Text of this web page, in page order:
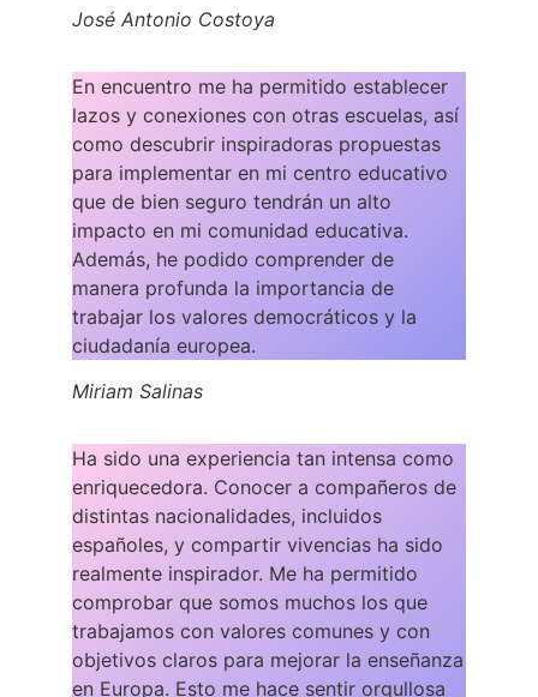
José Antonio Costoya
En encuentro me ha permitido establecer
lazos y conexiones con otras escuelas, así
como descubrir inspiradoras propuestas
para implementar en mi centro educativo
que de bien seguro tendrán un alto
impacto en mi comunidad educativa.
Además, he podido comprender de
manera profunda la importancia de
trabajar los valores democráticos y la
ciudadanía europea.
Miriam Salinas
Ha sido una experiencia tan intensa como
enriquecedora. Conocer a compañeros de
distintas nacionalidades, incluidos
españoles, y compartir vivencias ha sido
realmente inspirador. Me ha permitido
comprobar que somos muchos los que
trabajamos con valores comunes y con
objetivos claros para mejorar la enseñanza
en Europa. Esto me hace sentir orgullosa